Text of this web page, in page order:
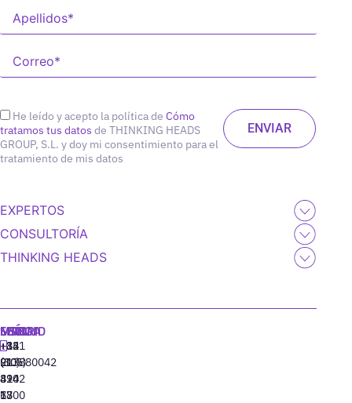
He leído y acepto la política de Cómo
tratamos tus datos de THINKING HEADS
GROUP, S.L. y doy mi consentimiento para el
tratamiento de mis datos
EXPERTOS
CONSULTORÍA
THINKING HEADS
MADRID
+34
91
310
77
MIAMI
+1
(305)
424
13
SEÚL
+82
(10)
8942
6800
LISBOA
‪+351
213880042